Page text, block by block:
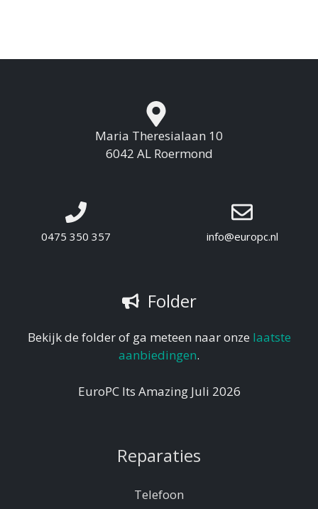
Maria Theresialaan 10
6042 AL Roermond
0475 350 357 info@europc.nl
Folder
Bekijk de folder of ga meteen naar onze laatste
aanbiedingen.
EuroPC Its Amazing Juli 2026
Reparaties
Telefoon